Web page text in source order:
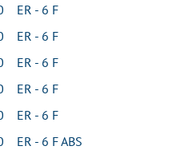
ER - 6 F
ER - 6 F
ER - 6 F
ER - 6 F
ER - 6 F
- 6 F ABS